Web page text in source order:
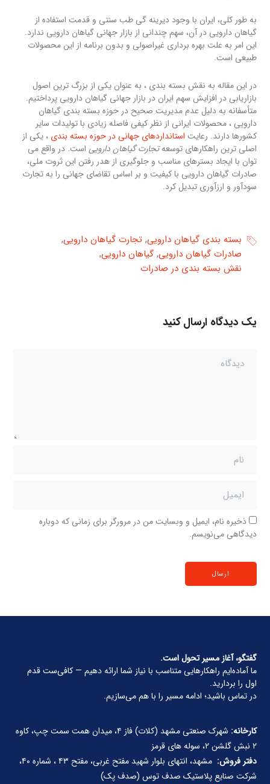
به طور کلی، ایران با وجود دیرینه گی طب سنتی و قدمت استفاده از
گیاهان دارویی در آن، سهم چندانی از بازار جهانی گیاهان دارویی ندارد.
این امر به علت بهره برداری غیراصولی و بدون برنامه از این محصولات
طبیعی است.
در این مقاله به نقش بسته بندی ، به عنوان یکی از بزرگ ترین اصول
بازاریابی در افزایش سهم ایران در بازار جهانی گیاهان دارویی پرداختیم.
متأسفانه به دلیل عدم مدیریت صحیح در حوزه بسته بندی گیاهان
دارویی ، محصولات ایرانی از نظر کیفی فاصله زیادی با تولیدات سایر
کشورها دارند. رعایت استانداردهای جهانی در حوزه بسته بندی ، یکی از
اصلی ترین راهکارهای توسعهتجارت گیاهان دارویی است. در واقع می
توان با ایجاد بسترهای مناسب و جلوگیری از هدر رفتن این ثروت ملی،
صادرات گیاهان دارویی با کیفیت و بر اساس تقاضای جهانی را به تجارت
سودآور و ارزآوری تبدیل کرد.
بسته بندی گیاهان دارویی,تجارت گیاهان دارویی,
صادرات گیاهان دارویی,گیاهان دارویی,
نقش بسته بندی در صادرات
یک دیدگاه ارسال کنید
ذخیره نام، ایمیل و وبسایت من در مرورگر برای زمانی که دوباره
دیدگاهی می‌نویسم.
گفتگو، آغاز مسیر تحول است.
ما آماده‌ایم راهکارهایی متناسب با نیاز شما ارائه دهیم — کافی‌ست قدم
اول را بردارید.
در تماس باشید؛ ادامه مسیر را با هم می‌سازیم.
کارخانه:
شهرک صنعتی مشهد (کلات) فاز ۴، میدان همت سمت چپ، کاوه
۲ نبش گلشن ۲، سوله های قرمز
دفتر فروش:
مشهد، انتهای بلوار شهید مفتح غربی، مفتح ۴۳ ، شماره ۴۰،
شرکت صنایع پلاستیک صدف توس (صدف پک)